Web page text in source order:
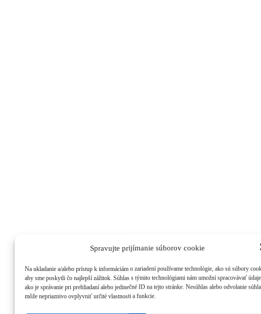
Spravujte prijímanie súborov cookie
Na ukladanie a/alebo prístup k informáciám o zariadení používame technológie, ako sú súbory
aby sme poskytli čo najlepší zážitok. Súhlas s týmito technológiami nám umožní spracovávať
ako je správanie pri prehliadaní alebo jedinečné ID na tejto stránke. Nesúhlas alebo odvolanie
môže nepriaznivo ovplyvniť určité vlastnosti a funkcie.